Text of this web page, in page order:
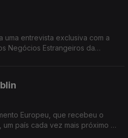
uma entrevista exclusiva com a
Negócios Estrangeiros da
Europeu, que recebeu o
país cada vez mais próximo de